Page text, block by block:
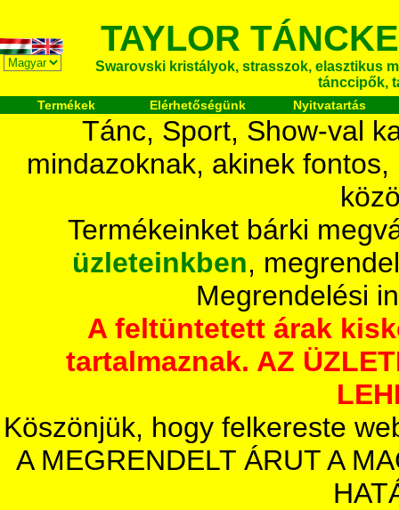
TAYLOR
Swarovski kristályok, strasszok, elasztikus
tánccipők,
Termékek Elérhetőségünk Nyitvatartás
Tánc, Sport, Show-val
mindazoknak, akinek
Termékeinket bárki
üzleteinkben,
Megrendelési
A feltüntetett árak
tartalmaznak. AZ
Köszönjük, hogy felkereste
A MEGRENDELT ÁRUT A